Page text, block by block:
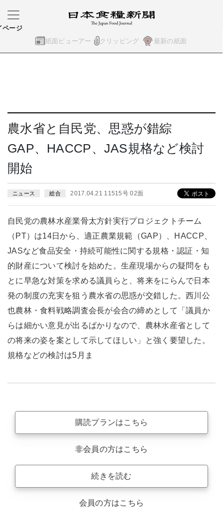
紙面ビューアー クリッピング 最新の紙面
ページ
農水省と自民党、思惑が錯綜
GAP、HACCP、JAS規格など検討
開始
ニュース 総合 2017.04.21 11515号 02面
自民党の農林水産業骨太方針実行プロジェクトチーム
（PT）は14日から、適正農業規範（GAP）、HACCP、
JASなど食品安全・持続可能性に関する規格・認証・知
的財産について検討を始めた。生産現場からの疑問をも
とに早急な対策を求める議員らと、将来をにらんで日本
発の制度の充実を狙う農水省の思惑が交錯した。西川公
也農林・食料戦略調査会長が会合の締めとして「議員か
らは細かい意見が出るばかりなので、農林水産省として
の将来の姿を案として示してほしい」と強く要望した。
規格などの検討は5月ま
購読プランはこちら
非会員の方はこちら
続きを読む
会員の方はこちら